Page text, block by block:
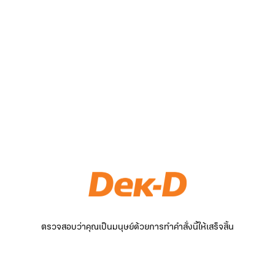
ตรวจสอบว่าคุณเป็นมนุษย์ด้วยการทำคำสั่งนี้ให้เสร็จสิ้น